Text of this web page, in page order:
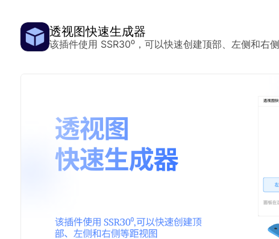
透视图快速生成器
该插件使用 SSR30⁰，可以快速创建顶部、左侧和右